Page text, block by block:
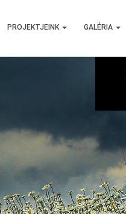
PROJEKTJEINK GALÉRIA